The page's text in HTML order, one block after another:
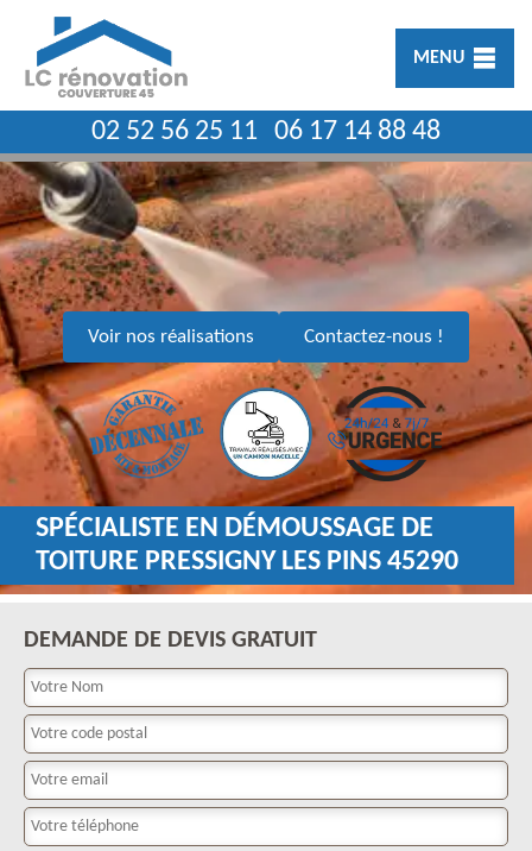
MENU
02 52 56 25 11 06 17 14 88 48
Voir nos réalisations Contactez-nous !
SPÉCIALISTE EN DÉMOUSSAGE DE
TOITURE PRESSIGNY LES PINS 45290
DEMANDE DE DEVIS GRATUIT